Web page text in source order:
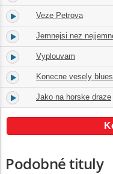
10. Veze Petrova
11. Jemnejsi nez
12. Vyplouvam
13. Konecne vesely blues
14. Jako na horske draze
Podobné tituly